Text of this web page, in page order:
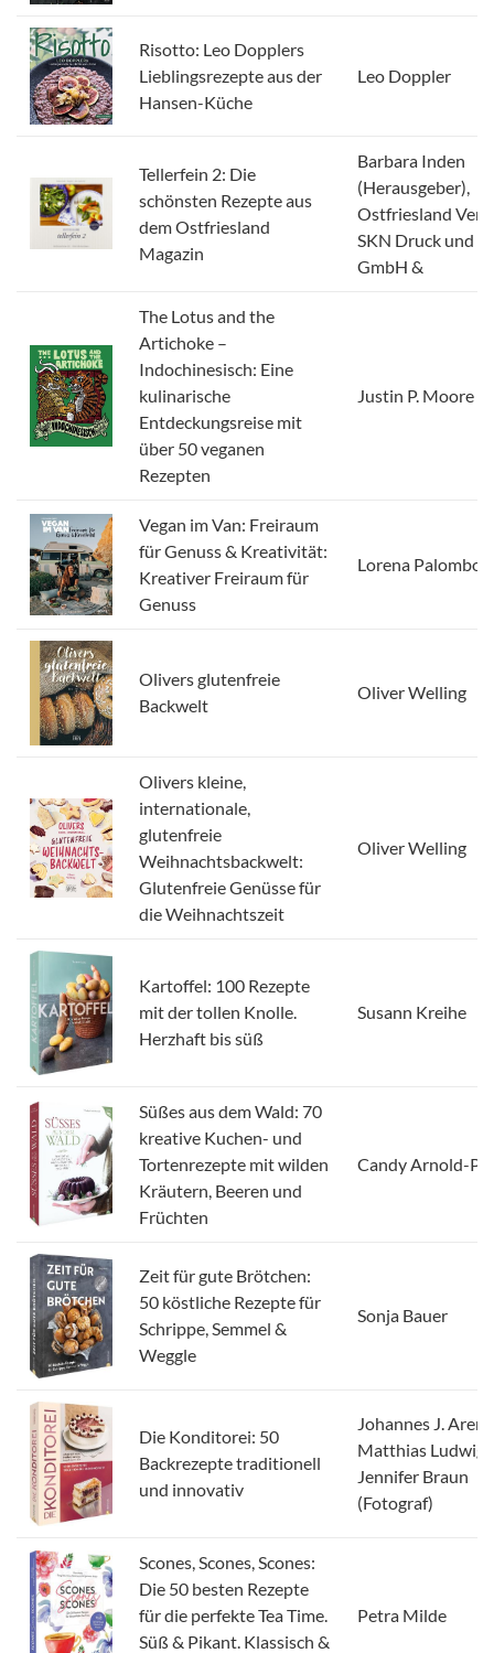
Risotto: Leo Dopplers
Lieblingsrezepte aus der
Hansen-Küche
Leo Doppler
Tellerfein 2: Die
schönsten Rezepte aus
dem Ostfriesland
Magazin
Barbara Inden
(Herausgeber),
Ostfriesland
SKN Druck und
GmbH &
The Lotus and the
Artichoke –
Indochinesisch: Eine
kulinarische
Entdeckungsreise mit
über 50 veganen
Rezepten
Justin P. Moore
Vegan im Van: Freiraum
für Genuss & Kreativität:
Kreativer Freiraum für
Genuss
Lorena Palombo
Olivers glutenfreie
Backwelt
Oliver Welling
Olivers kleine,
internationale,
glutenfreie
Weihnachtsbackwelt:
Glutenfreie Genüsse für
die Weihnachtszeit
Oliver Welling
Kartoffel: 100 Rezepte
mit der tollen Knolle.
Herzhaft bis süß
Susann Kreihe
Süßes aus dem Wald: 70
kreative Kuchen- und
Tortenrezepte mit wilden
Kräutern, Beeren und
Früchten
Candy Arnold-
Zeit für gute Brötchen:
50 köstliche Rezepte für
Schrippe, Semmel &
Weggle
Sonja Bauer
Die Konditorei: 50
Backrezepte traditionell
und innovativ
Johannes J.
Matthias
Jennifer Braun
(Fotograf)
Scones, Scones, Scones:
Die 50 besten Rezepte
für die perfekte Tea Time.
Süß & Pikant. Klassisch &
Petra Milde